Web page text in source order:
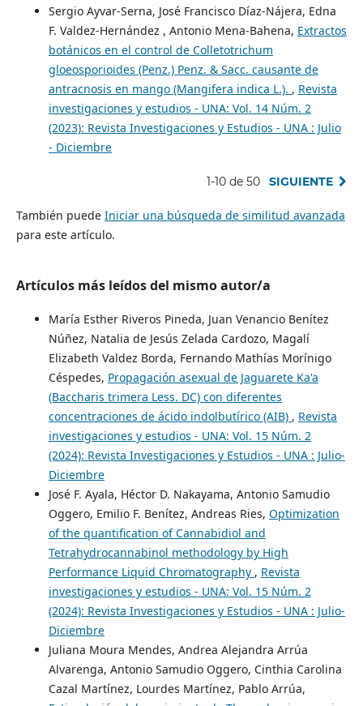
Sergio Ayvar-Serna, José Francisco Díaz-Nájera, Edna
F. Valdez-Hernández , Antonio Mena-Bahena, Extractos
botánicos en el control de Colletotrichum
gloeosporioides (Penz.) Penz. & Sacc. causante de
antracnosis en mango (Mangifera indica L.). , Revista
investigaciones y estudios - UNA: Vol. 14 Núm. 2
(2023): Revista Investigaciones y Estudios - UNA : Julio
- Diciembre
1-10 de 50 SIGUIENTE
También puede Iniciar una búsqueda de similitud avanzada
para este artículo.
Artículos más leídos del mismo autor/a
María Esther Riveros Pineda, Juan Venancio Benítez
Núñez, Natalia de Jesús Zelada Cardozo, Magalí
Elizabeth Valdez Borda, Fernando Mathías Morínigo
Céspedes, Propagación asexual de Jaguarete Ka'a
(Baccharis trimera Less. DC) con diferentes
concentraciones de ácido indolbutírico (AIB) , Revista
investigaciones y estudios - UNA: Vol. 15 Núm. 2
(2024): Revista Investigaciones y Estudios - UNA : Julio-
Diciembre
José F. Ayala, Héctor D. Nakayama, Antonio Samudio
Oggero, Emilio F. Benítez, Andreas Ries, Optimization
of the quantification of Cannabidiol and
Tetrahydrocannabinol methodology by High
Performance Liquid Chromatography , Revista
investigaciones y estudios - UNA: Vol. 15 Núm. 2
(2024): Revista Investigaciones y Estudios - UNA : Julio-
Diciembre
Juliana Moura Mendes, Andrea Alejandra Arrúa
Alvarenga, Antonio Samudio Oggero, Cinthia Carolina
Cazal Martínez, Lourdes Martínez, Pablo Arrúa,